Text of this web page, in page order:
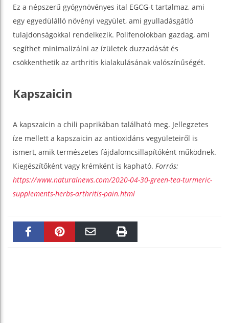
Ez a népszerű gyógynövényes ital EGCG-t tartalmaz, ami
egy egyedülálló növényi vegyület, ami gyulladásgátló
tulajdonságokkal rendelkezik. Polifenolokban gazdag, ami
segíthet minimalizálni az ízületek duzzadását és
csökkenthetik az arthritis kialakulásának valószínűségét.
Kapszaicin
A kapszaicin a chili paprikában található meg. Jellegzetes
íze mellett a kapszaicin az antioxidáns vegyületeiről is
ismert, amik természetes fájdalomcsillapítóként működnek.
Kiegészítőként vagy krémként is kapható. Forrás:
https://www.naturalnews.com/2020-04-30-green-tea-turmeric-
supplements-herbs-arthritis-pain.html